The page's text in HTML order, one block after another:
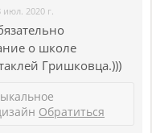
июл. 2020 г.
о школе
Гришковца.)))
Обратиться